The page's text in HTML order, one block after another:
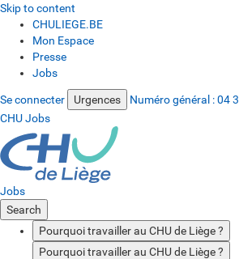
Skip to content
CHULIEGE.BE
Mon Espace
Presse
Jobs
Se connecter Urgences Numéro général :04
CHU Jobs
Jobs
Search
Pourquoi travailler au CHU de Liège ?
Pourquoi travailler au CHU de Liège ?